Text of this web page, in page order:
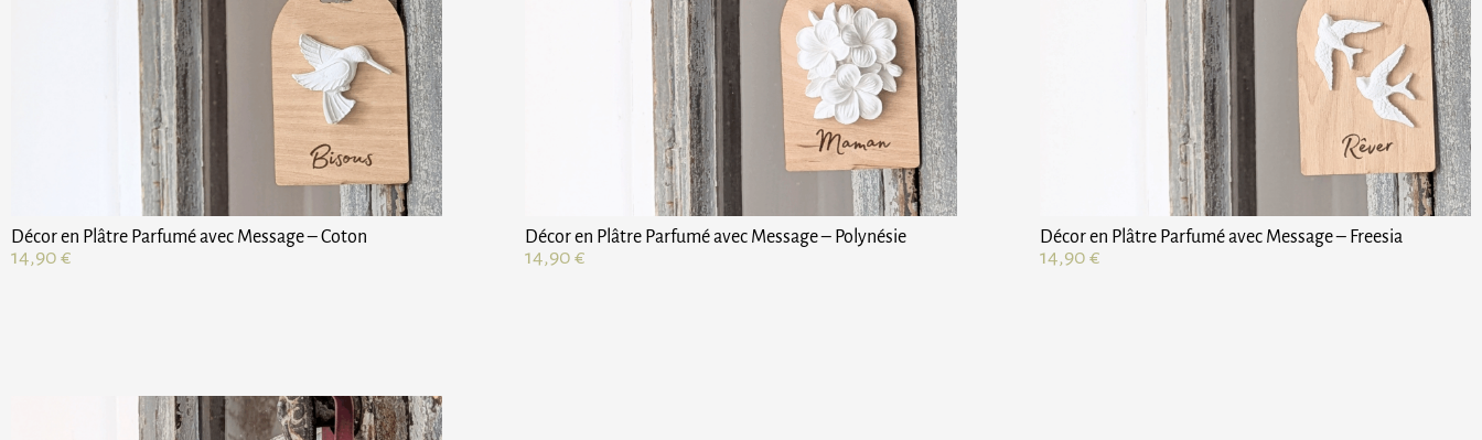
Décor en Plâtre Parfumé avec Message – Coton
14,90 €
Décor en Plâtre Parfumé avec Message – Polynésie
14,90€
Décor en Plâtre Parfumé avec Message – Freesia
14,90 €